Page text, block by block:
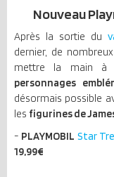
Nouveau
Après la sortie du
dernier, de
mettre la main à
personnages
désormais possible
les figurines de
- PLAYMOBIL Star
19,99€